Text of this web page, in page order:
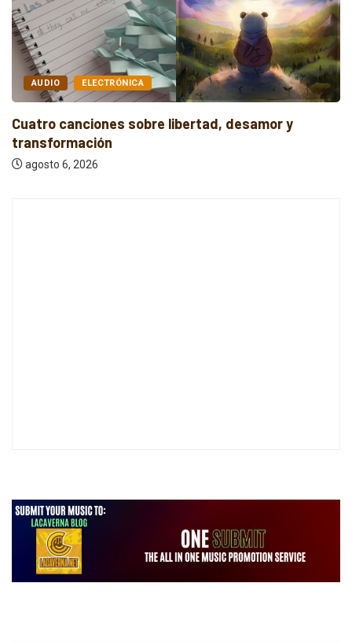
AUDIO ELECTRÓNICA
Cuatro canciones sobre libertad, desamor y
transformación
agosto 6, 2026